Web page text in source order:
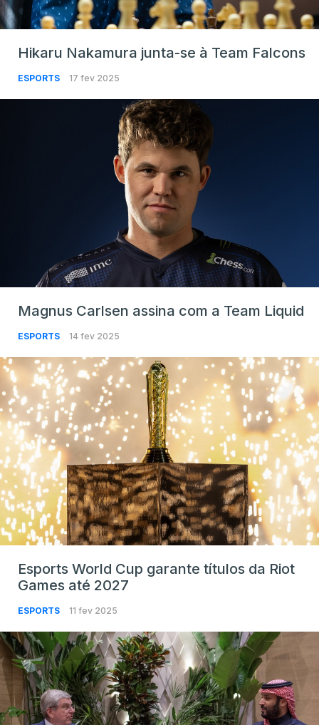
Hikaru Nakamura junta-se à Team Falcons
ESPORTS 17 fev 2025
Magnus Carlsen assina com a Team Liquid
ESPORTS 14 fev 2025
Esports World Cup garante títulos da Riot
Games até 2027
ESPORTS 11 fev 2025